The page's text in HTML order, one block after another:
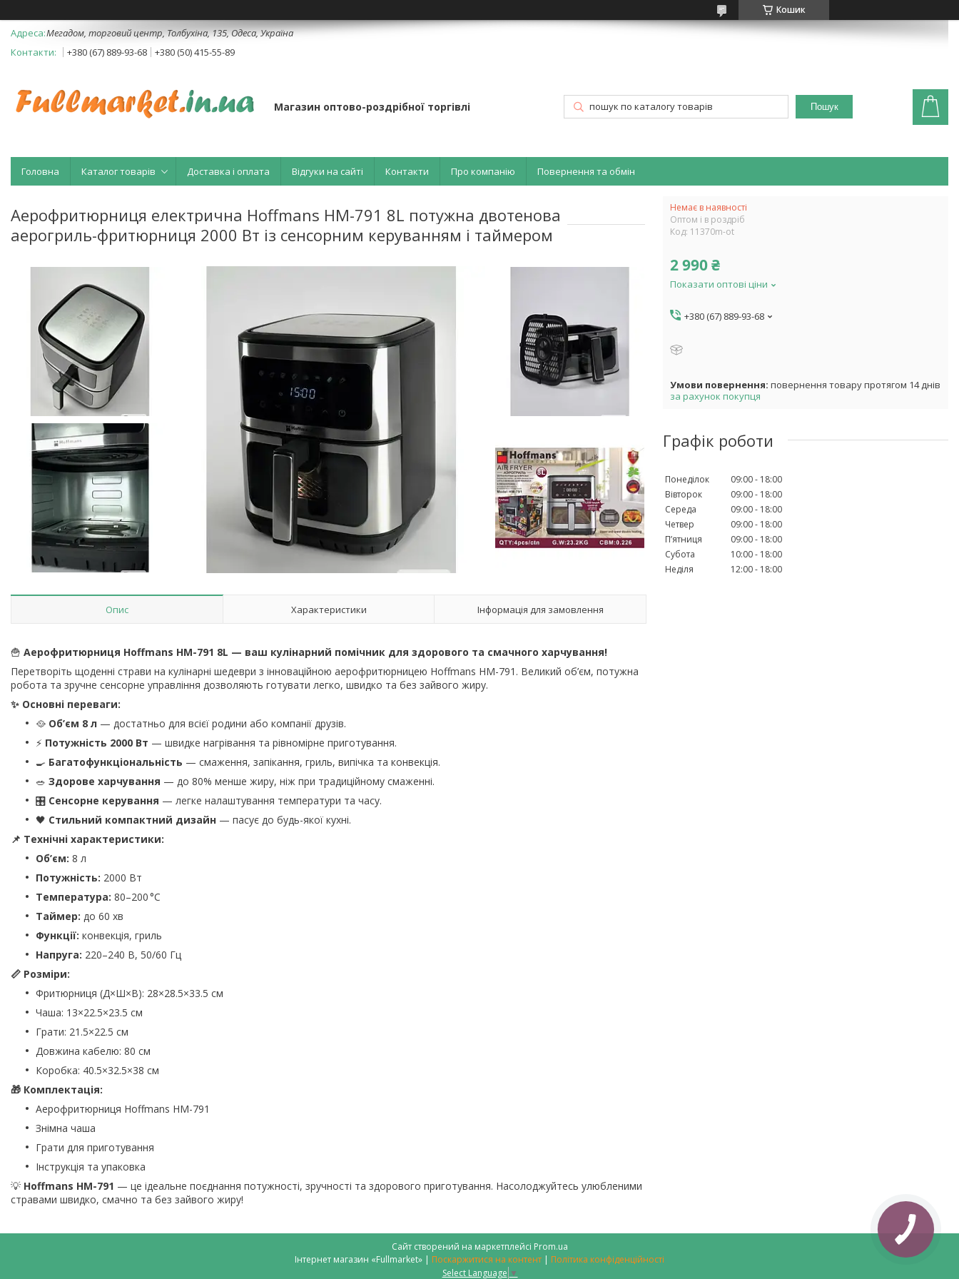
Кошик
Мегадом, торговий центр, Толбухіна, 135, Одеса, Україна
+380 (67) 889-93-68
+380 (50) 415-55-89
Магазин оптово-роздрібної торгівлі Пошук
Головна Каталог товарів Доставка і оплата Відгуки на сайті Контакти Про компанію Повернення та обмін
Аерофритюрниця електрична Hoffmans HM-791 8L потужна двотенова
аерогриль-фритюрниця 2000 Вт із сенсорним керуванням і таймером
Опис Характеристики Інформація для замовлення
🍟 Аерофритюрниця Hoffmans HM-791 8L — ваш кулінарний помічник для здорового та смачного харчування!
Перетворіть щоденні страви на кулінарні шедеври з інноваційною аерофритюрницею Hoffmans HM-791. Великий об’єм, потужна
робота та зручне сенсорне управління дозволяють готувати легко, швидко та без зайвого жиру.
✨ Основні переваги:
🥘 Об’єм 8 л — достатньо для всієї родини або компанії друзів.
⚡ Потужність 2000 Вт — швидке нагрівання та рівномірне приготування.
🍳 Багатофункціональність — смаження, запікання, гриль, випічка та конвекція.
🥗 Здорове харчування — до 80% менше жиру, ніж при традиційному смаженні.
🎛️ Сенсорне керування — легке налаштування температури та часу.
🖤 Стильний компактний дизайн — пасує до будь-якої кухні.
📌 Технічні характеристики:
Об’єм: 8 л
Потужність: 2000 Вт
Температура: 80–200 °C
Таймер: до 60 хв
Функції: конвекція, гриль
Напруга: 220–240 В, 50/60 Гц
📏 Розміри:
Фритюрниця (Д×Ш×В): 28×28.5×33.5 см
Чаша: 13×22.5×23.5 см
Грати: 21.5×22.5 см
Довжина кабелю: 80 см
Коробка: 40.5×32.5×38 см
🎁 Комплектація:
Аерофритюрниця Hoffmans HM-791
Знімна чаша
Грати для приготування
Інструкція та упаковка
💡 Hoffmans HM-791 — це ідеальне поєднання потужності, зручності та здорового приготування. Насолоджуйтесь улюбленими
стравами швидко, смачно та без зайвого жиру!
Немає в наявності
Оптом і в роздріб
Код: 11370m-ot
2 990 ₴
Показати оптові ціни
+380 (67) 889-93-68
повернення товару протягом 14 днів
за рахунок покупця
Графік роботи
Понеділок 09:00
18:00
Вівторок
09:00
18:00
Середа
09:00
18:00
Четвер
09:00
18:00
Пʼятниця
09:00
18:00
Субота
10:00
18:00
Неділя
12:00 18:00
Сайт створений на маркетплейсі Prom.ua
Інтернет магазин «Fullmarket» | Поскаржитися на контент | Політика конфіденційності
Select Language ▼